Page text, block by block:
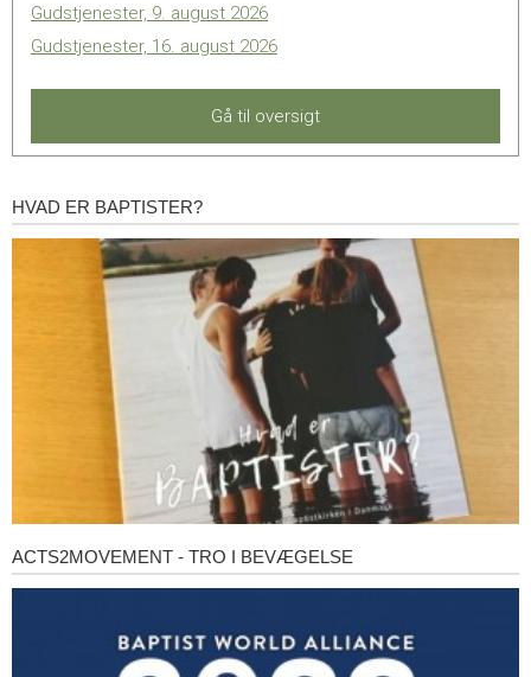
Gudstjenester, 9. august 2026
Gudstjenester, 16. august 2026
Gå til oversigt
Hvad
er
HVAD ER BAPTISTER?
Acts2Movement
-
ACTS2MOVEMENT - TRO I BEVÆGELSE